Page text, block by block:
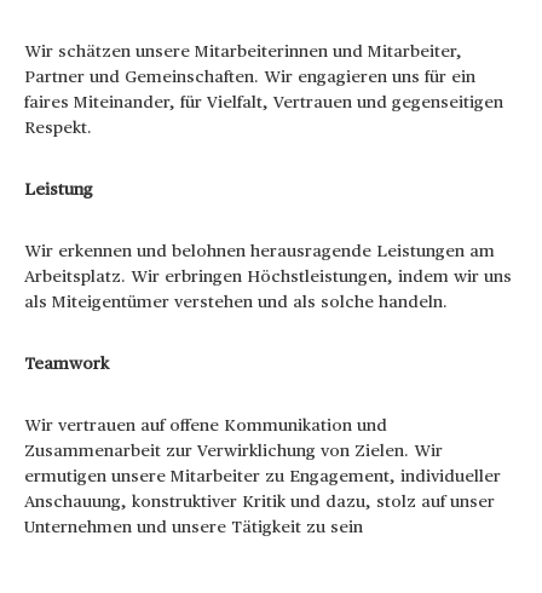
Wir schätzen unsere Mitarbeiterinnen und Mitarbeiter,
Partner und Gemeinschaften. Wir engagieren uns für ein
faires Miteinander, für Vielfalt, Vertrauen und gegenseitigen
Respekt.
Leistung
Wir erkennen und belohnen herausragende Leistungen am
Arbeitsplatz. Wir erbringen Höchstleistungen, indem wir uns
als Miteigentümer verstehen und als solche handeln.
Teamwork
Wir vertrauen auf offene Kommunikation und
Zusammenarbeit zur Verwirklichung von Zielen. Wir
ermutigen unsere Mitarbeiter zu Engagement, individueller
Anschauung, konstruktiver Kritik und dazu, stolz auf unser
Unternehmen und unsere Tätigkeit zu sein